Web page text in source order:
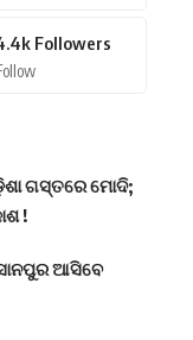
Followers
ଗସ୍ତରେ ମୋଦି;
!
ଆସିବେ